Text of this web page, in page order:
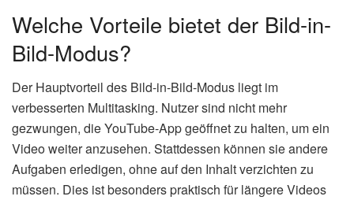
Welche Vorteile bietet der Bild-in-
Bild-Modus?
Der Hauptvorteil des Bild-in-Bild-Modus liegt im
verbesserten Multitasking. Nutzer sind nicht mehr
gezwungen, die YouTube-App geöffnet zu halten, um ein
Video weiter anzusehen. Stattdessen können sie andere
Aufgaben erledigen, ohne auf den Inhalt verzichten zu
müssen. Dies ist besonders praktisch für längere Videos